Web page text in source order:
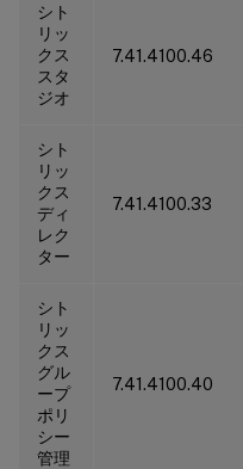
シト
リッ
クス
スタ
ジオ
7.41.4100.46
シト
リッ
クス
ディ
レク
ター
7.41.4100.33
シト
リッ
クス
グル
ープ
ポリ
シー
管理
7.41.4100.40